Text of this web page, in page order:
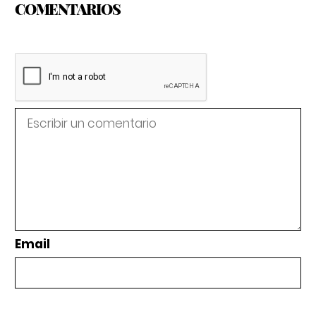
COMENTARIOS
Email